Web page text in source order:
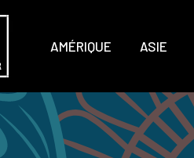
AMÉRIQUE ASIE